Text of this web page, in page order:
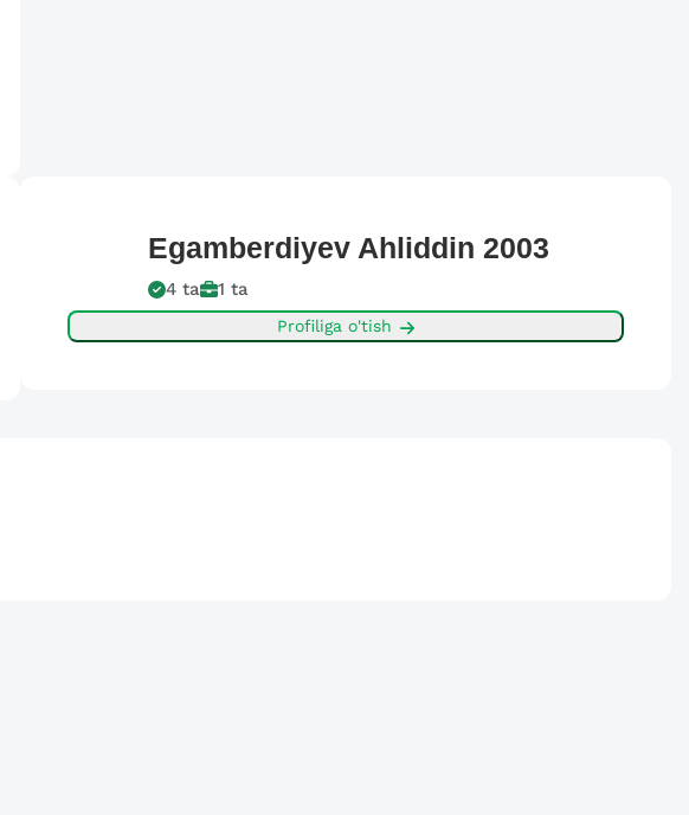
Egamberdiyev Ahliddin 2003
4 ta 1 ta
Profiliga o'tish